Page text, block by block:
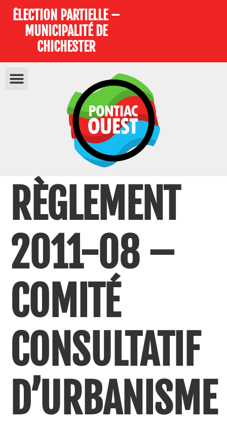
ÉLECTION PARTIELLE –
MUNICIPALITÉ DE
CHICHESTER
RÈGLEMENT
2011-08 –
COMITÉ
CONSULTATIF
D’URBANISME